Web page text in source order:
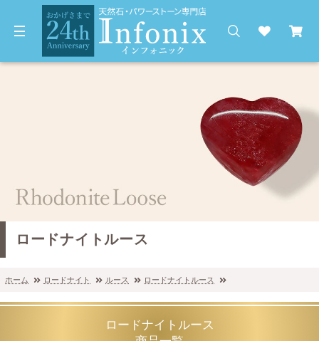
ロードナイトルース
ホーム ロードナイト ルース ロードナイトルース
ロードナイトルース